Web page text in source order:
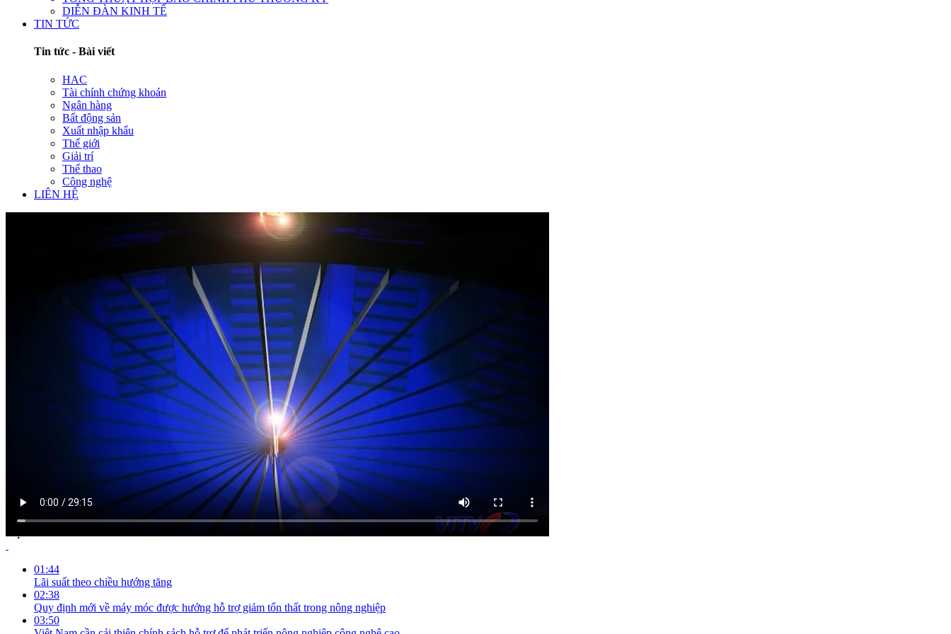
DIỄN ĐÀN KINH TẾ
TIN TỨC
Tin tức - Bài viết
HAC
Tài chính chứng khoán
Ngân hàng
Bất động sản
Xuất nhập khẩu
Thế giới
Giải trí
Thể thao
Công nghệ
LIÊN HỆ
01:44
Lãi suất theo chiều hướng tăng
02:38
Quy định mới về máy móc được hưởng hỗ trợ giảm tổn thất trong nông nghiệp
03:50